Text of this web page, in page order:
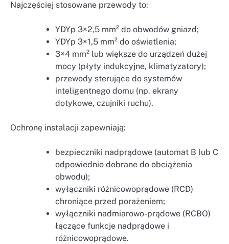
Najczęściej stosowane przewody to:
YDYp 3×2,5 mm² do obwodów gniazd;
YDYp 3×1,5 mm² do oświetlenia;
3×4 mm² lub większe do urządzeń dużej
mocy (płyty indukcyjne, klimatyzatory);
przewody sterujące do systemów
inteligentnego domu (np. ekrany
dotykowe, czujniki ruchu).
Ochronę instalacji zapewniają:
bezpieczniki nadprądowe (automat B lub C
odpowiednio dobrane do obciążenia
obwodu);
wyłączniki różnicowoprądowe (RCD)
chroniące przed porażeniem;
wyłączniki nadmiarowo-prądowe (RCBO)
łączące funkcje nadprądowe i
różnicowoprądowe.